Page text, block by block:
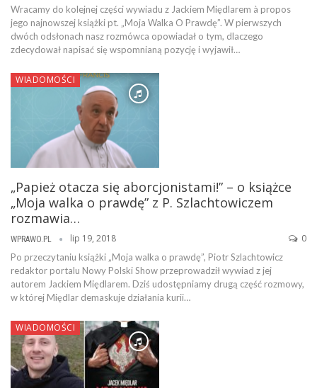
Wracamy do kolejnej części wywiadu z Jackiem Międlarem à propos
jego najnowszej książki pt. „Moja Walka O Prawdę”. W pierwszych
dwóch odsłonach nasz rozmówca opowiadał o tym, dlaczego
zdecydował napisać się wspomnianą pozycję i wyjawił…
WIADOMOŚCI
„Papież otacza się aborcjonistami!” – o książce
„Moja walka o prawdę” z P. Szlachtowiczem
rozmawia…
WPRAWO.PL lip 19, 2018 0
Po przeczytaniu książki „Moja walka o prawdę”, Piotr Szlachtowicz
redaktor portalu Nowy Polski Show przeprowadził wywiad z jej
autorem Jackiem Międlarem. Dziś udostępniamy drugą część rozmowy,
w której Międlar demaskuje działania kurii…
WIADOMOŚCI